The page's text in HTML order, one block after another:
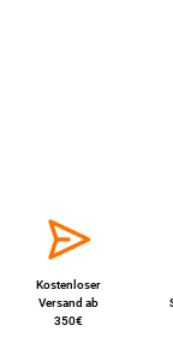
Kostenloser
Versand ab
350€